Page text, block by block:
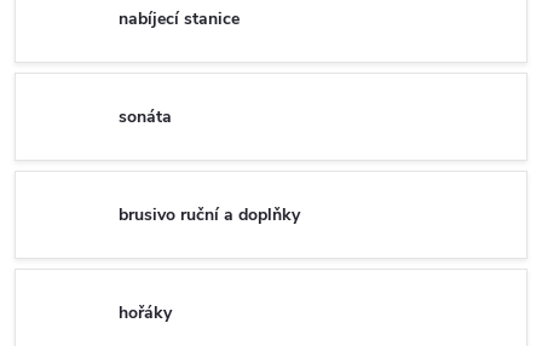
nabíjecí stanice
sonáta
brusivo ruční a doplňky
hořáky